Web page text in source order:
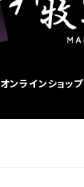
オンラインショップ